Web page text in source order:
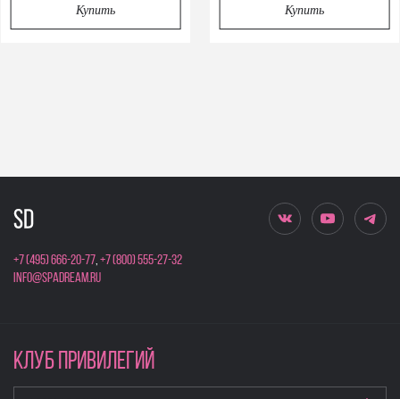
Купить Купить
+7 (495) 666-20-77,+7 (800) 555-27-32
info@spadream.ru
КЛУБ ПРИВИЛЕГИЙ